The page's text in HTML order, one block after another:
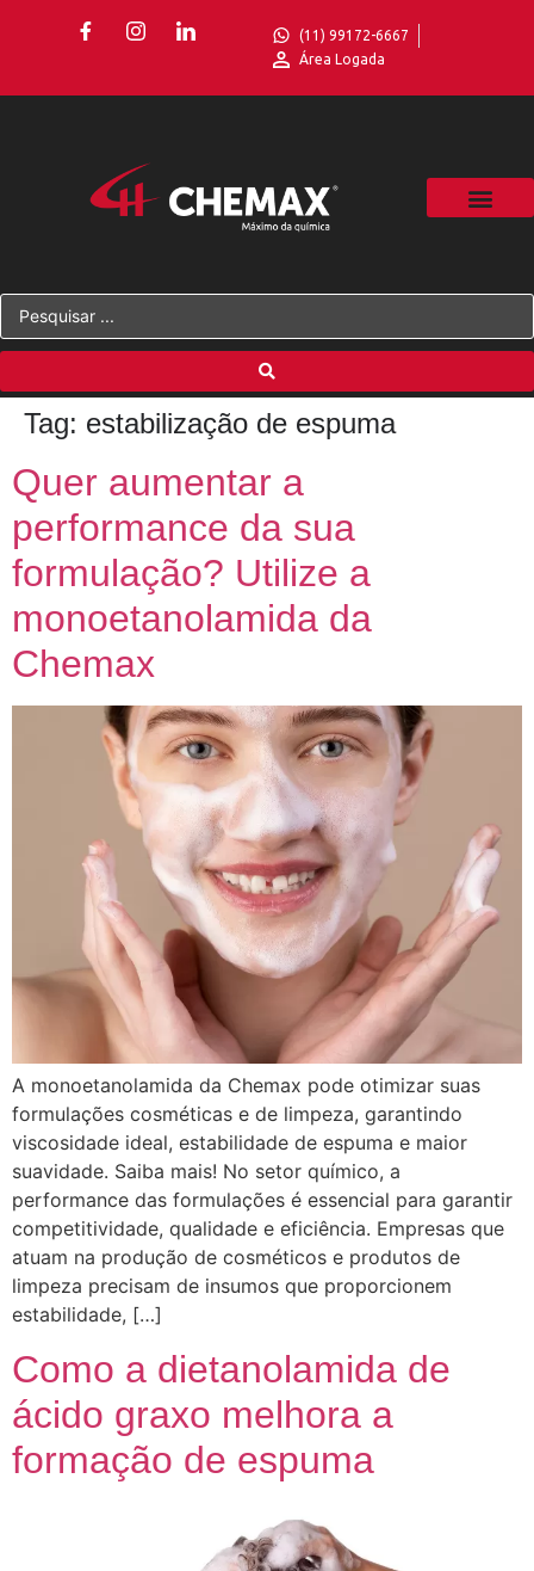
(11) 99172-6667
Área Logada
Tag: estabilização de espuma
Quer aumentar a
performance da sua
formulação? Utilize a
monoetanolamida da
Chemax
A monoetanolamida da Chemax pode otimizar suas
formulações cosméticas e de limpeza, garantindo
viscosidade ideal, estabilidade de espuma e maior
suavidade. Saiba mais! No setor químico, a
performance das formulações é essencial para garantir
competitividade, qualidade e eficiência. Empresas que
atuam na produção de cosméticos e produtos de
limpeza precisam de insumos que proporcionem
estabilidade, […]
Como a dietanolamida de
ácido graxo melhora a
formação de espuma